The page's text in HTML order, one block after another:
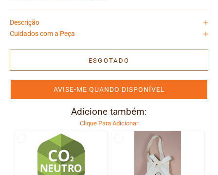
Descrição
Cuidados com a Peça
ESGOTADO
AVISE-ME QUANDO DISPONÍVEL
Adicione também:
Clique Para Adicionar